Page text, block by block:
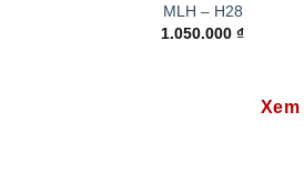
MLH – H28
1.050.000₫
Xem